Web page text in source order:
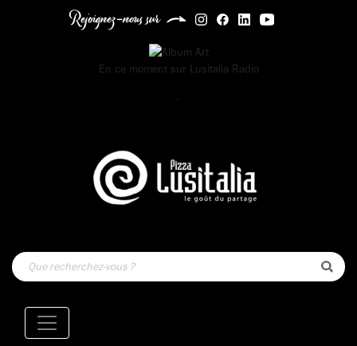
Rejoignez-nous sur
En ce moment sur Lusitalia Radio
-